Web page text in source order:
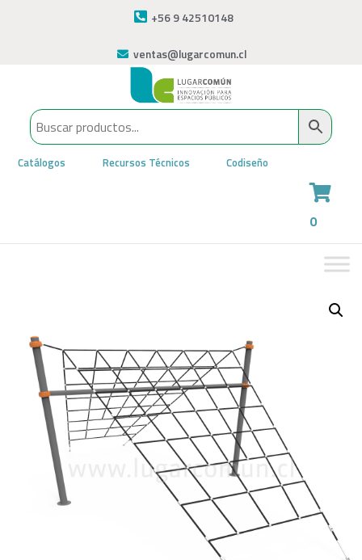
+56 9 42510148
ventas@lugarcomun.cl
Catálogos Recursos Técnicos Codiseño
0